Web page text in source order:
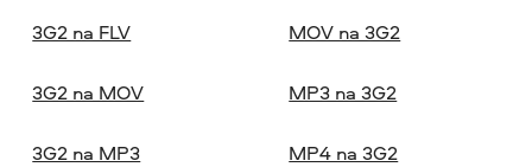
3G2 na FLV
3G2 na MOV
3G2 na MP3
MOV na 3G2
MP3 na 3G2
MP4 na 3G2